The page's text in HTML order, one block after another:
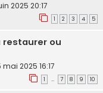
2025 20:17
1 2 3 4 5
restaurer ou
mai 2025 16:17
1 … 7 8 9 10